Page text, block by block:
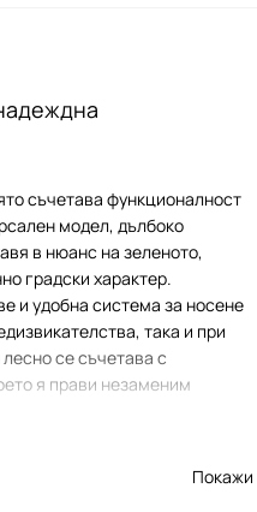
съчетава функционалност
модел, дълбоко
в нюанс на зеленото,
градски характер.
и удобна система за носене
така и при
се съчетава с
я прави незаменим
Покажи